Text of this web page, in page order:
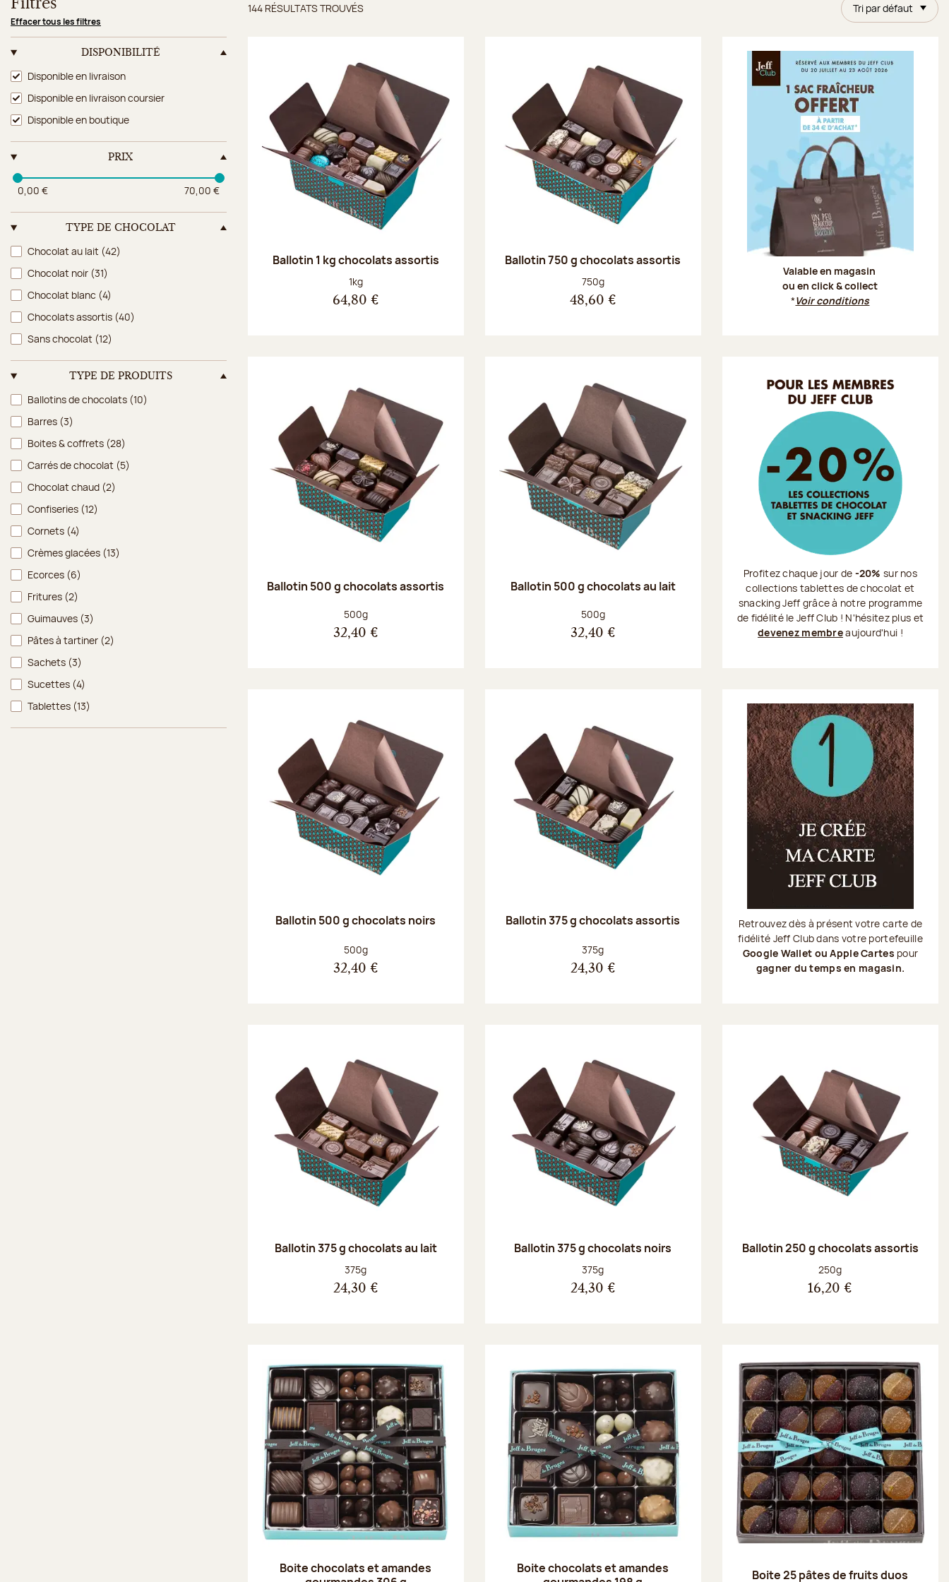
Filtres
Effacer tous les filtres
DISPONIBILITÉ
Disponibilité
Disponible en livraison
Disponible en livraison coursier
Disponible en boutique
PRIX
0,00 € 70,00 €
TYPE DE CHOCOLAT
Type de chocolat
Chocolat au lait (42)
Chocolat noir (31)
Chocolat blanc (4)
Chocolats assortis (40)
Sans chocolat (12)
TYPE DE PRODUITS
Type de produits
Ballotins de chocolats (10)
Barres (3)
Boites & coffrets (28)
Carrés de chocolat (5)
Chocolat chaud (2)
Confiseries (12)
Cornets (4)
Crèmes glacées (13)
Ecorces (6)
Fritures (2)
Guimauves (3)
Pâtes à tartiner (2)
Sachets (3)
Sucettes (4)
Tablettes (13)
Tri par défaut
Résultats trouvés
144 RÉSULTATS TROUVÉS
Ballotin 1 kg chocolats assortis
Poids net :
1kg
64,80 €
Ballotin 750 g chocolats assortis
Poids net :
750g
48,60 €
Valable en magasin
ou en click & collect
*Voir conditions
Ballotin 500 g chocolats assortis
Poids net :
500g
32,40 €
Ballotin 500 g chocolats au lait
Poids net :
500g
32,40 €
Profitez chaque jour de -20% sur nos
collections tablettes de chocolat et
snacking Jeff grâce à notre programme
de fidélité le Jeff Club ! N'hésitez plus et
devenez membreaujourd'hui !
Ballotin 500 g chocolats noirs
Poids net :
500g
32,40 €
Ballotin 375 g chocolats assortis
Poids net :
375g
24,30 €
Retrouvez dès à présent votre carte de
fidélité Jeff Club dans votre portefeuille
Google Wallet ou Apple Cartes pour
gagner du temps en magasin.
Ballotin 375 g chocolats au lait
Poids net :
375g
24,30 €
Ballotin 375 g chocolats noirs
Poids net :
375g
24,30 €
Ballotin 250 g chocolats assortis
Poids net :
250g
16,20 €
Boite chocolats et amandes
Boite chocolats et amandes
Boite 25 pâtes de fruits duos